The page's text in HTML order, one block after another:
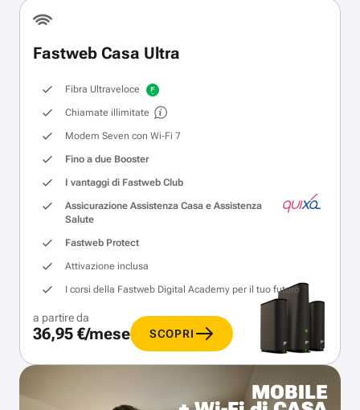
Fastweb Casa Ultra
Fibra Ultraveloce
Chiamate illimitate
Modem Seven con Wi‑Fi 7
Fino a due Booster
I vantaggi di Fastweb Club
Assicurazione Assistenza Casa e Assistenza
Salute
Fastweb Protect
Attivazione inclusa
I corsi della Fastweb Digital Academy per il tuo futuro
a partire da
36,95 €/mese SCOPRI
MOBILE